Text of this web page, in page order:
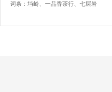
词条：垱岭、一品香茶行、七层岩